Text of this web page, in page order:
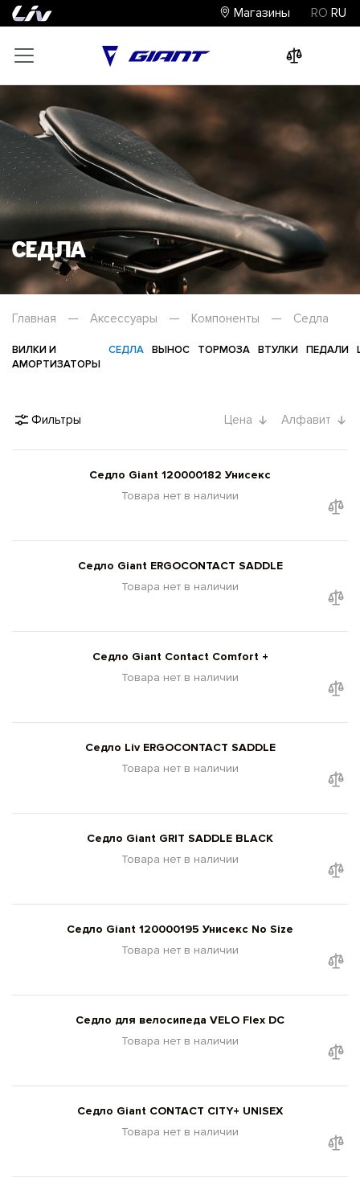
Магазины RO RU
Седла
Главная — Аксессуары — Компоненты — Седла
ВИЛКИ И
АМОРТИЗАТОРЫ
СЕДЛА ВЫНОС ТОРМОЗА ВТУЛКИ ПЕДАЛИ
Фильтры Цена Алфавит
Седло Giant 120000182 Унисекс
Товара нет в наличии
Седло Giant ERGOCONTACT SADDLE
Товара нет в наличии
Седло Giant Contact Comfort +
Товара нет в наличии
Седло Liv ERGOCONTACT SADDLE
Товара нет в наличии
Седло Giant GRIT SADDLE BLACK
Товара нет в наличии
Седло Giant 120000195 Унисекс No Size
Товара нет в наличии
Седло для велосипеда VELO Flex DC
Товара нет в наличии
Седло Giant CONTACT CITY+ UNISEX
Товара нет в наличии